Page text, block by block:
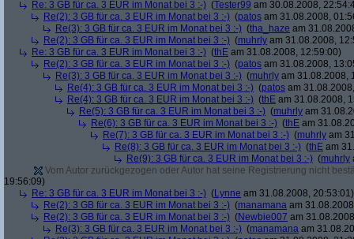
Re: 3 GB für ca. 3 EUR im Monat bei 3 :-) (Tester99 am 30.08.2008,
Re(2): 3 GB für ca. 3 EUR im Monat bei 3 :-) (patos am 31.08.2008,
Re(3): 3 GB für ca. 3 EUR im Monat bei 3 :-) (tha_haze am
Re(2): 3 GB für ca. 3 EUR im Monat bei 3 :-) (muhrly am 31.08.2008,
Re: 3 GB für ca. 3 EUR im Monat bei 3 :-) (thE am 31.08.2008, 12:59:00)
Re(2): 3 GB für ca. 3 EUR im Monat bei 3 :-) (patos am 31.08.2008,
Re(3): 3 GB für ca. 3 EUR im Monat bei 3 :-) (muhrly am 31.08.2008,
Re(4): 3 GB für ca. 3 EUR im Monat bei 3 :-) (patos am
Re(4): 3 GB für ca. 3 EUR im Monat bei 3 :-) (thE am 31.08.2008,
Re(5): 3 GB für ca. 3 EUR im Monat bei 3 :-) (muhrly am
Re(6): 3 GB für ca. 3 EUR im Monat bei 3 :-) (thE am
Re(7): 3 GB für ca. 3 EUR im Monat bei 3 :-) (muhrly am
Re(8): 3 GB für ca. 3 EUR im Monat bei 3 :-) (thE am
Re(9): 3 GB für ca. 3 EUR im Monat bei 3 :-) (muhrly
Vom Autor zurückgezogen oder Autor hat seine Registrierung nicht
19:56:09)
Re: 3 GB für ca. 3 EUR im Monat bei 3 :-) (Lynne am 31.08.2008, 20:53:01)
Re(2): 3 GB für ca. 3 EUR im Monat bei 3 :-) (manamana am
Re(2): 3 GB für ca. 3 EUR im Monat bei 3 :-) (Newbie007 am
Re(3): 3 GB für ca. 3 EUR im Monat bei 3 :-) (manamana am